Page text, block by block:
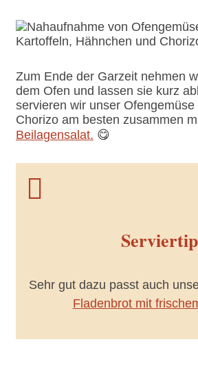
Zum Ende der Garzeit nehmen
dem Ofen und lassen sie kurz
servieren wir unser
Chorizo am besten zusammen
Beilagensalat. 😋

Sehr gut dazu passt auch
Fladenbrot mit